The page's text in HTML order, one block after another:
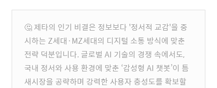
🤔 제타의 인기 비결은 정보보다 '정서적 교감'을 중
시하는 Z세대·MZ세대의 디지털 소통 방식에 맞춘
전략 덕분입니다. 글로벌 AI 기술의 경쟁 속에서도,
국내 정서와 사용 환경에 맞춘 ‘감성형 AI 챗봇’이 틈
새시장을 공략하며 강력한 사용자 충성도를 확보할